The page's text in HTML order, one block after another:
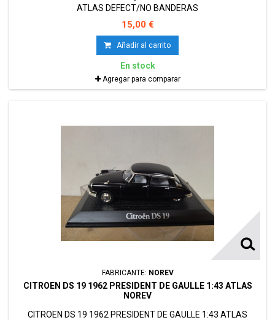
ATLAS DEFECT/NO BANDERAS
15,00 €
Añadir al carrito
En stock
Agregar para comparar
FABRICANTE: NOREV
CITROEN DS 19 1962 PRESIDENT DE GAULLE 1:43 ATLAS
NOREV
CITROEN DS 19 1962 PRESIDENT DE GAULLE 1:43 ATLAS